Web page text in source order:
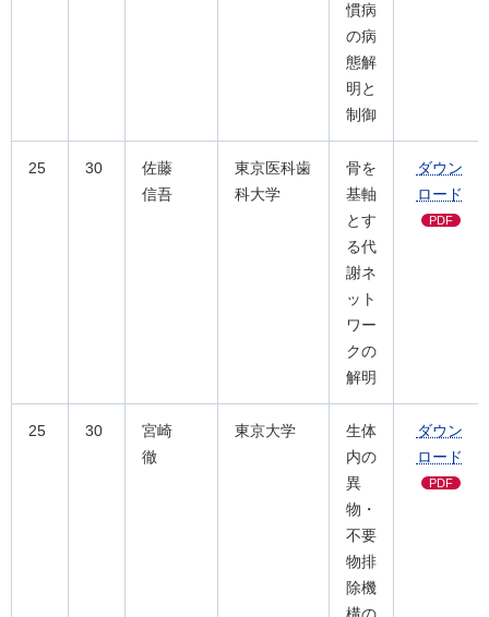
慣病
の病
態解
明と
制御
25 30
佐藤
信吾
東京医科歯
科大学
骨を
基軸
とす
る代
謝ネ
ット
ワー
クの
解明
ダウン
ロード
PDF
25 30
宮崎
徹
東京大学
生体
内の
異
物・
不要
物排
除機
ダウン
ロード
PDF